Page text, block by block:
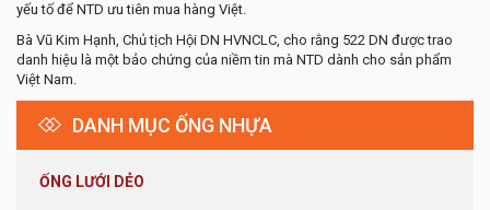
yếu tố để NTD ưu tiên mua hàng Việt.
Bà Vũ Kim Hạnh, Chủ tịch Hội DN HVNCLC, cho rằng 522 DN được trao
danh hiệu là một bảo chứng của niềm tin mà NTD dành cho sản phẩm
Việt Nam.
DANH MỤC ỐNG NHỰA
ỐNG LƯỚI DẺO